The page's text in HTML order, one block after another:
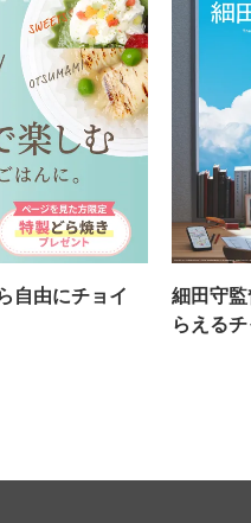
自由にチョイ
細田守
らえる